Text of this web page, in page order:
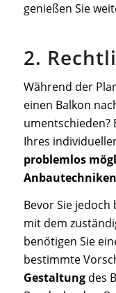
genießen Sie
2.
Während der
einen Balkon
umentschieden?
Ihres
problemlos
Anbautechniken
Bevor Sie jedoch
mit dem
benötigen Sie
bestimmte
Gestaltungdes